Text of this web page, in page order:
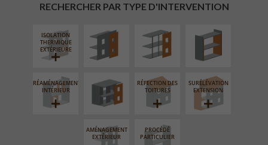
RECHERCHER PAR TYPE D'INTERVENTION
ISOLATION
THERMIQUE
EXTÉRIEURE
LINÉAIRE
INTÉRIEURE
RÉAMÉNAGEMENT
INTÉRIEUR
FERMETURE
LOGGIAS
RÉFECTION DES
TOITURES
SURÉLÉVATION
EXTENSION
AMÉNAGEMENT
EXTÉRIEUR
PROCÉDÉ
PARTICULIER